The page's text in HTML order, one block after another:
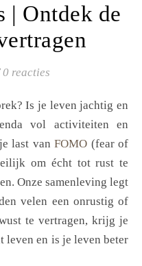
| Ontdek de
0 reacties
vol activiteiten en
last van FOMO (fear of
om écht tot rust te
Onze samenleving legt
velen een onrustig of
te vertragen, krijg je
leven en is je leven beter